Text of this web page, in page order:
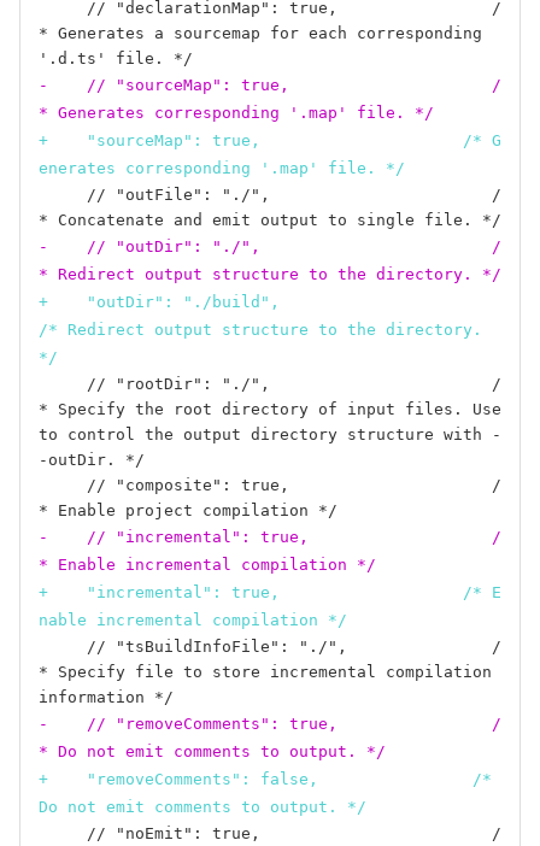
* Generates a sourcemap for each corresponding
-    // "sourceMap": true,                     /
* Generates corresponding '.map' file. */
+    "sourceMap": true,                     /* G
enerates corresponding '.map' file. */
-    // "outDir": "./",                        /
* Redirect output structure to the directory. */
+    "outDir": "./build",
/* Redirect output structure to the directory.
*/
* Specify the root directory of input files. Use
to control the output directory structure with -
-outDir. */
-    // "incremental": true,                   /
* Enable incremental compilation */
+    "incremental": true,                   /* E
nable incremental compilation */
* Specify file to store incremental compilation
-    // "removeComments": true,                /
* Do not emit comments to output. */
+    "removeComments": false,                /*
Do not emit comments to output. */